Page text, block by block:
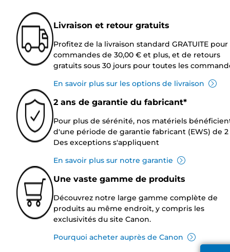
Livraison et retour gratuits
Profitez de la livraison standard GRATUITE pour
commandes de 30,00 € et plus, et de retours
gratuits sous 30 jours pour toutes les
En savoir plus sur les options de livraison
2 ans de garantie du fabricant*
Pour plus de sérénité, nos matériels
d'une période de garantie fabricant (EWS) de 2
Des exceptions s'appliquent
En savoir plus sur notre garantie
Une vaste gamme de produits
Découvrez notre large gamme complète de
produits au même endroit, y compris les
exclusivités du site Canon.
Pourquoi acheter auprès de Canon